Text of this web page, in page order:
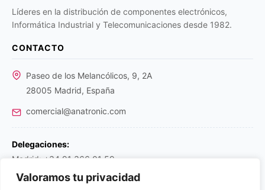
Valoramos tu privacidad
Líderes en la distribución de componentes electrónicos,
Informática Industrial y Telecomunicaciones desde 1982.
CONTACTO
Paseo de los Melancólicos, 9, 2A
28005 Madrid, España
comercial@anatronic.com
Delegaciones:
Madrid: +34 91 366 01 59
Barcelona: +34 93 224 02 83